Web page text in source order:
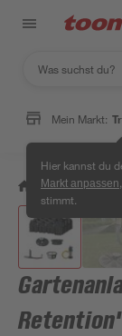
Mein Markt:
Hier kannst du
Markt anpassen
stimmt.
/ Garten &